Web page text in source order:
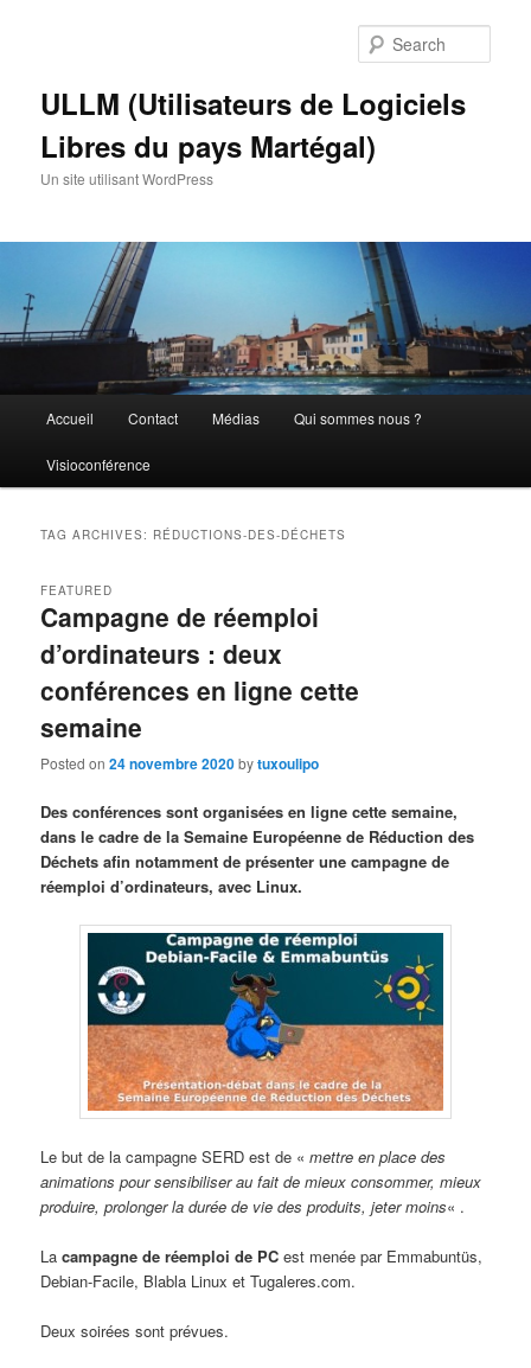
ULLM (Utilisateurs de Logiciels
Libres du pays Martégal)
Un site utilisant WordPress
Accueil Contact Médias Qui sommes nous ?
Visioconférence
TAG ARCHIVES: RÉDUCTIONS-DES-DÉCHETS
Campagne de réemploi
d’ordinateurs : deux
conférences en ligne cette
semaine
FEATURED
Posted on24 novembre 2020bytuxoulipo
Des conférences sont organisées en ligne cette semaine,
dans le cadre de la Semaine Européenne de Réduction des
Déchets afin notamment de présenter une campagne de
réemploi d’ordinateurs, avec Linux.
Le but de la campagne SERD est de «mettre en place des
animations pour sensibiliser au fait de mieux consommer, mieux
produire, prolonger la durée de vie des produits, jeter moins« .
Lacampagne de réemploi de PC est menée par Emmabuntüs,
Debian-Facile, Blabla Linux et Tugaleres.com.
Deux soirées sont prévues.